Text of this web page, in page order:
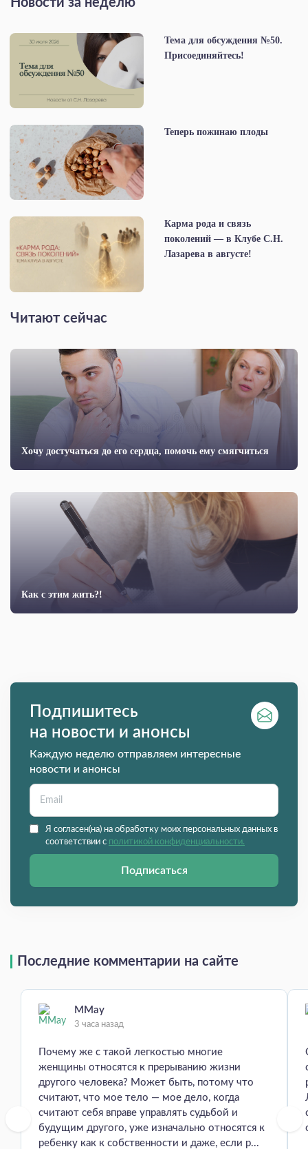
Тема для обсуждения №50.
Присоединяйтесь!
Теперь пожинаю плоды
Карма рода и связь
поколений — в Клубе С.Н.
Лазарева в августе!
Читают сейчас
Хочу достучаться до его сердца, помочь ему смягчиться
Как с этим жить?!
Подпишитесь
на новости и анонсы
Каждую неделю отправляем интересные
новости и анонсы
Я согласен(на) на обработку моих персональных данных в
соответствии с политикой конфиденциальности.
Подписаться
Последние комментарии на сайте
MMay
3 часа назад
Почему же с такой легкостью многие
женщины относятся к прерыванию жизни
другого человека? Может быть, потому что
считают, что мое тело — мое дело, когда
считают себя вправе управлять судьбой и
будущим другого, уже изначально относятся к
ребенку как к собственности и даже, если р...